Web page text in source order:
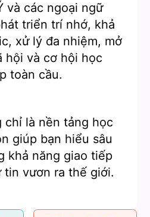
và các ngoại ngữ
triển trí nhớ, khả
xử lý đa nhiệm, mở
hội và cơ hội học
toàn cầu.
chỉ là nền tảng học
giúp bạn hiểu sâu
khả năng giao tiếp
tin vươn ra thế giới.